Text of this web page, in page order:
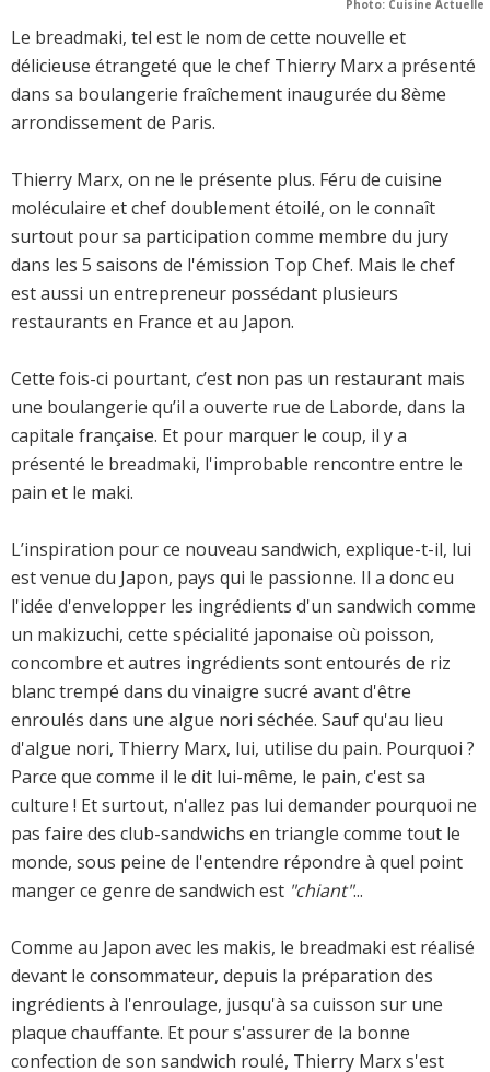
Photo: Cuisine Actuelle
Le breadmaki, tel est le nom de cette nouvelle et
délicieuse étrangeté que le chef Thierry Marx a présenté
dans sa boulangerie fraîchement inaugurée du 8ème
arrondissement de Paris.
Thierry Marx, on ne le présente plus. Féru de cuisine
moléculaire et chef doublement étoilé, on le connaît
surtout pour sa participation comme membre du jury
dans les 5 saisons de l'émission Top Chef. Mais le chef
est aussi un entrepreneur possédant plusieurs
restaurants en France et au Japon.
Cette fois-ci pourtant, c’est non pas un restaurant mais
une boulangerie qu’il a ouverte rue de Laborde, dans la
capitale française. Et pour marquer le coup, il y a
présenté le breadmaki, l'improbable rencontre entre le
pain et le maki.
L’inspiration pour ce nouveau sandwich, explique-t-il, lui
est venue du Japon, pays qui le passionne. Il a donc eu
l'idée d'envelopper les ingrédients d'un sandwich comme
un makizuchi, cette spécialité japonaise où poisson,
concombre et autres ingrédients sont entourés de riz
blanc trempé dans du vinaigre sucré avant d'être
enroulés dans une algue nori séchée. Sauf qu'au lieu
d'algue nori, Thierry Marx, lui, utilise du pain. Pourquoi ?
Parce que comme il le dit lui-même, le pain, c'est sa
culture ! Et surtout, n'allez pas lui demander pourquoi ne
pas faire des club-sandwichs en triangle comme tout le
monde, sous peine de l'entendre répondre à quel point
manger ce genre de sandwich est "chiant"...
Comme au Japon avec les makis, le breadmaki est réalisé
devant le consommateur, depuis la préparation des
ingrédients à l'enroulage, jusqu'à sa cuisson sur une
plaque chauffante. Et pour s'assurer de la bonne
confection de son sandwich roulé, Thierry Marx s'est